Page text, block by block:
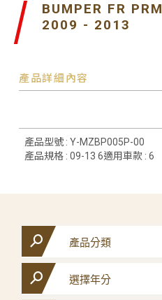
BUMPER FR PRM
2009 - 2013
產品詳細內容
產品型號 : Y-MZBP005P-00
產品規格 : 09-13 6適用車款 : 6